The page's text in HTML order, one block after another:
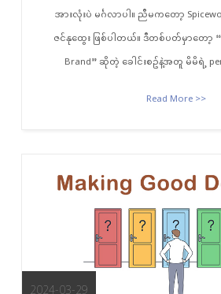
အားလုံးပဲ မင်္ဂလာပါ။ ညီမကတော့
ဇင်နုထွေး ဖြစ်ပါတယ်။ ဒီတစ်ပတ်မှာတော့
Brand” ဆိုတဲ့ ခေါင်းစဥ်နဲ့အတူ မိမိရဲ့
Read More >>